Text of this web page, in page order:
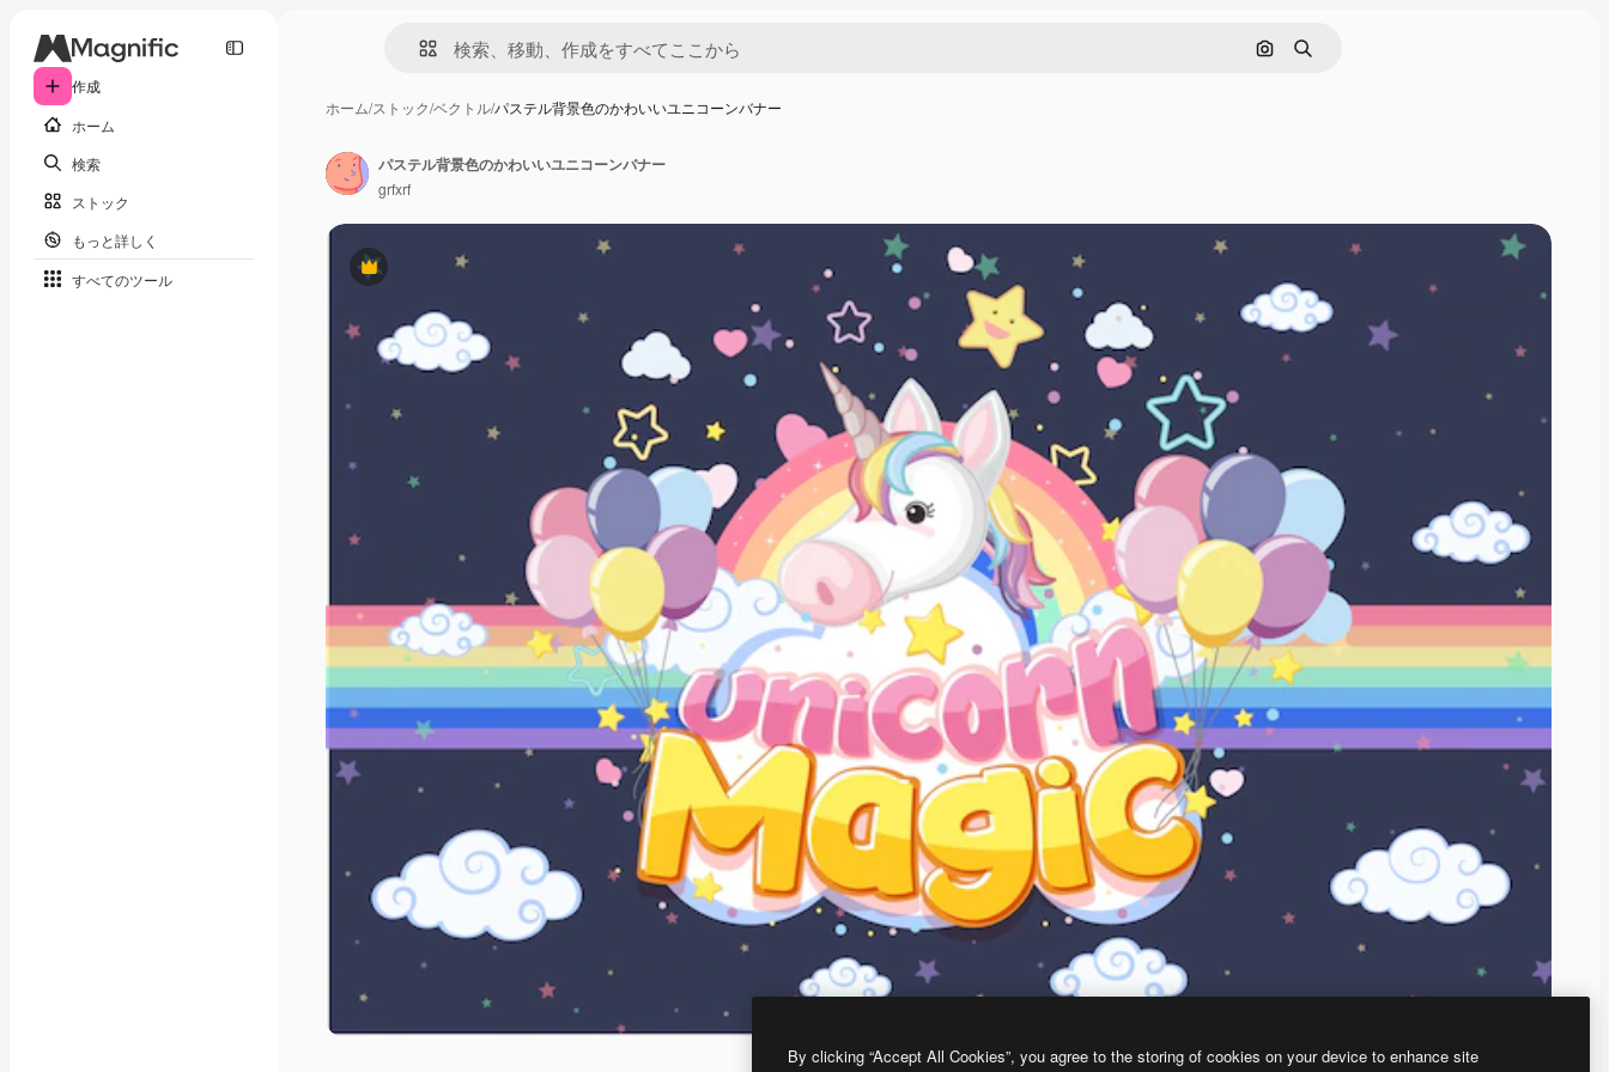
作成
ホーム
検索
ストック
もっと詳しく
すべてのツール
画像で検索
検索
ホーム/ストック/ベクトル/パステル背景色のかわいいユニコーンバナー
Premium
パステル背景色のかわいいユニコーンバナー
grfxrf
By clicking “Accept All Cookies”, you agree to the storing of cookies on your device to enhance site